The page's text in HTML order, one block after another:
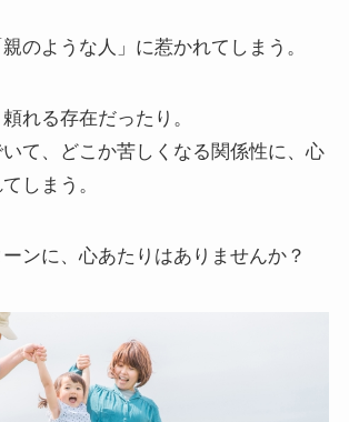
のような人」に惹かれてしまう。
れる存在だったり。
て、どこか苦しくなる関係性に、心
しまう。
ンに、心あたりはありませんか？